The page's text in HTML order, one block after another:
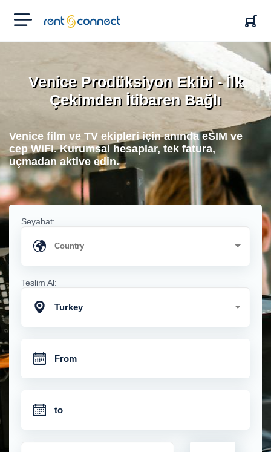
RENT'N
CONNECT
Venice Prodüksiyon Ekibi - İlk
Çekimden İtibaren Bağlı
Venice film ve TV ekipleri için anında eSIM ve
cep WiFi. Kurumsal hesaplar, tek fatura,
uçmadan aktive edin.
Seyahat:
Teslim Al:
Turkey